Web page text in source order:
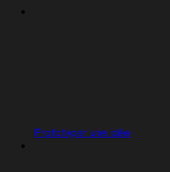
Prototyper une idée